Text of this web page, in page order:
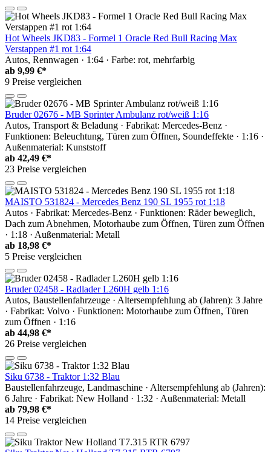
Hot Wheels JKD83 - Formel 1 Oracle Red Bull Racing Max
Verstappen #1 rot 1:64
Autos, Rennwagen · 1:64 · Farbe: rot, mehrfarbig
ab 9,99 €*
9 Preise vergleichen
Bruder 02676 - MB Sprinter Ambulanz rot/weiß 1:16
Autos, Transport & Beladung · Fabrikat: Mercedes-Benz ·
Funktionen: Beleuchtung, Türen zum Öffnen, Soundeffekte · 1:16 ·
Außenmaterial: Kunststoff
ab 42,49 €*
23 Preise vergleichen
MAISTO 531824 - Mercedes Benz 190 SL 1955 rot 1:18
Autos · Fabrikat: Mercedes-Benz · Funktionen: Räder beweglich,
Dach zum Abnehmen, Motorhaube zum Öffnen, Türen zum Öffnen
· 1:18 · Außenmaterial: Metall
ab 18,98 €*
5 Preise vergleichen
Bruder 02458 - Radlader L260H gelb 1:16
Autos, Baustellenfahrzeuge · Altersempfehlung ab (Jahren): 3 Jahre
· Fabrikat: Volvo · Funktionen: Motorhaube zum Öffnen, Türen
zum Öffnen · 1:16
ab 44,98 €*
26 Preise vergleichen
Siku 6738 - Traktor 1:32 Blau
Baustellenfahrzeuge, Landmaschine · Altersempfehlung ab (Jahren):
6 Jahre · Fabrikat: New Holland · 1:32 · Außenmaterial: Metall
ab 79,98 €*
14 Preise vergleichen